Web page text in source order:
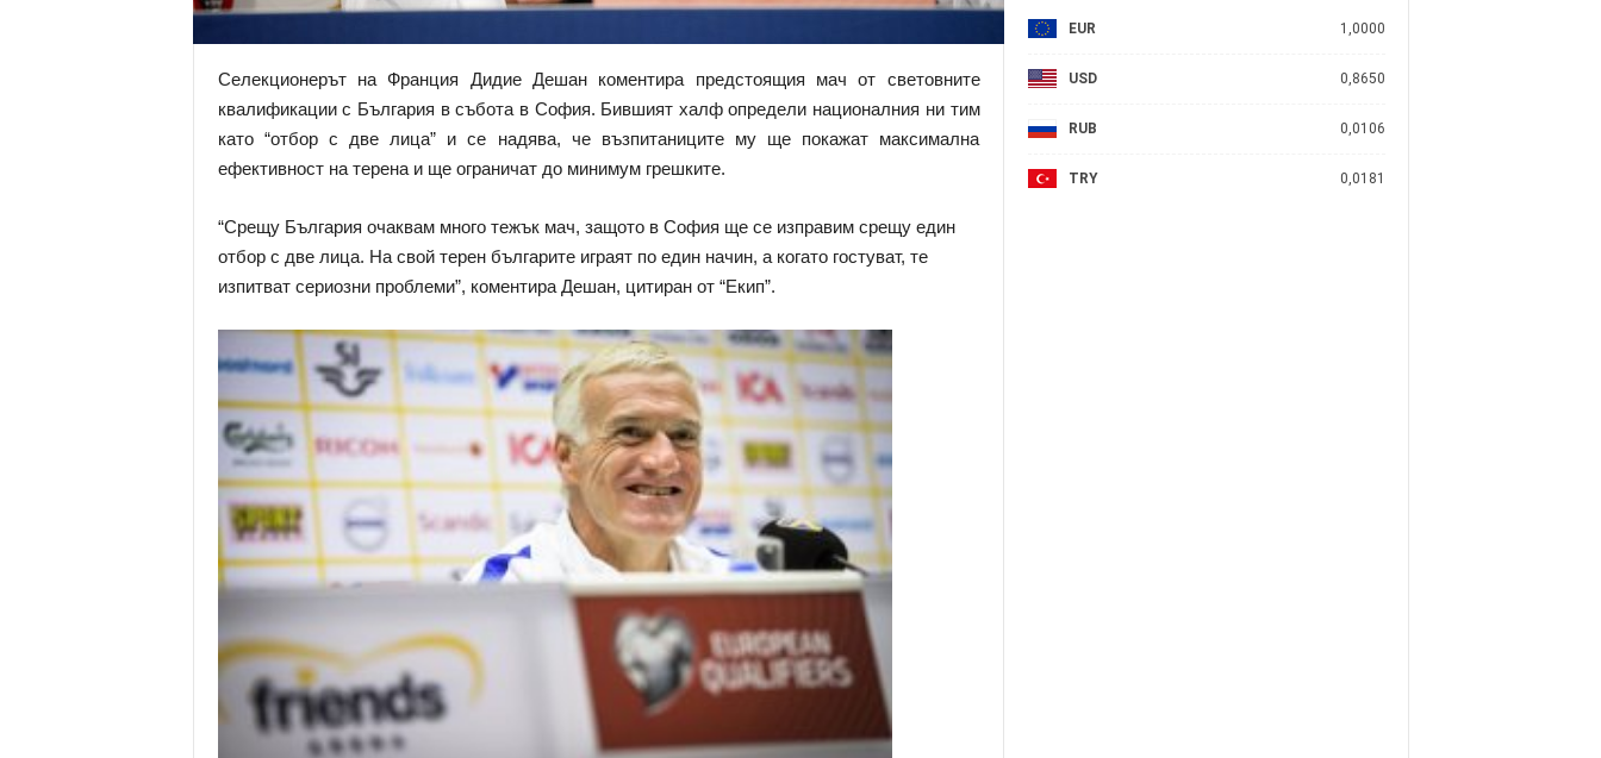
Селекционерът на Франция Дидие Дешан коментира предстоящия мач от световните
квалификации с България в събота в София. Бившият халф определи националния ни тим
като “отбор с две лица” и се надява, че възпитаниците му ще покажат максимална
ефективност на терена и ще ограничат до минимум грешките.
“Срещу България очаквам много тежък мач, защото в София ще се изправим срещу един
отбор с две лица. На свой терен българите играят по един начин, а когато гостуват, те
изпитват сериозни проблеми”, коментира Дешан, цитиран от “Екип”.
EUR 1,0000
USD 0,8650
RUB 0,0106
TRY 0,0181